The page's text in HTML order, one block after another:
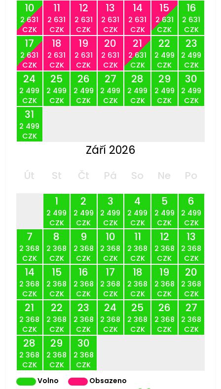
10
2 631
CZK
11
2 631
CZK
12
2 631
CZK
13
2 631
CZK
14
2 631
CZK
15
2 631
CZK
16
2 631
CZK
17
2 631
CZK
18
2 631
CZK
19
2 631
CZK
20
2 631
CZK
21
2 631
CZK
22
2 499
CZK
23
2 499
CZK
24
2 499
CZK
25
2 499
CZK
26
2 499
CZK
27
2 499
CZK
28
2 499
CZK
29
2 499
CZK
30
2 499
CZK
31
2 499
CZK
Září 2026
Út St Čt Pá So Ne
Po
1
2 499
CZK
2
2 499
CZK
3
2 499
CZK
4
2 499
CZK
5
2 499
CZK
6
2 499
CZK
7
2 368
CZK
8
2 368
CZK
9
2 368
CZK
10
2 368
CZK
11
2 368
CZK
12
2 368
CZK
13
2 368
CZK
14
2 368
CZK
15
2 368
CZK
16
2 368
CZK
17
2 368
CZK
18
2 368
CZK
19
2 368
CZK
20
2 368
CZK
21
2 368
CZK
22
2 368
CZK
23
2 368
CZK
24
2 368
CZK
25
2 368
CZK
26
2 368
CZK
27
2 368
CZK
28
2 368
CZK
29
2 368
CZK
30
2 368
CZK
Volno
Obsazeno